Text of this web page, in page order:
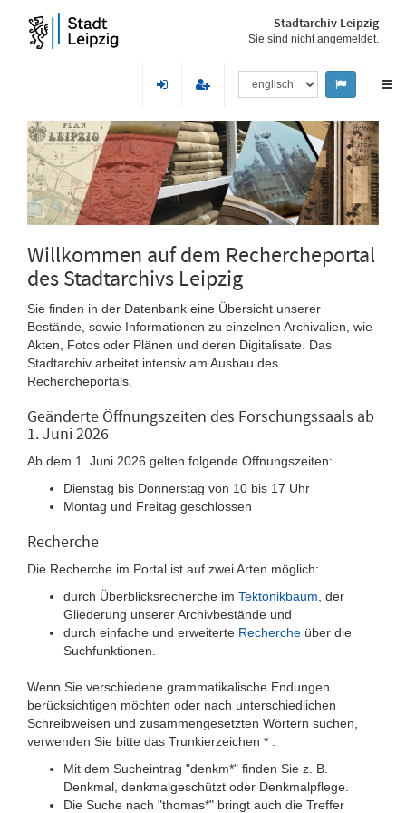
Stadtarchiv Leipzig
Sie sind nicht angemeldet.
Willkommen auf dem Rechercheportal
des Stadtarchivs Leipzig
Sie finden in der Datenbank eine Übersicht unserer
Bestände, sowie Informationen zu einzelnen Archivalien, wie
Akten, Fotos oder Plänen und deren Digitalisate. Das
Stadtarchiv arbeitet intensiv am Ausbau des
Rechercheportals.
Geänderte Öffnungszeiten des Forschungssaals ab
1. Juni 2026
Ab dem 1. Juni 2026 gelten folgende Öffnungszeiten:
Dienstag bis Donnerstag von 10 bis 17 Uhr
Montag und Freitag geschlossen
Recherche
Die Recherche im Portal ist auf zwei Arten möglich:
durch Überblicksrecherche im Tektonikbaum , der
Gliederung unserer Archivbestände und
durch einfache und erweiterte Recherche über die
Suchfunktionen.
Wenn Sie verschiedene grammatikalische Endungen
berücksichtigen möchten oder nach unterschiedlichen
Schreibweisen und zusammengesetzten Wörtern suchen,
verwenden Sie bitte das Trunkierzeichen * .
Mit dem Sucheintrag "denkm*" finden Sie z. B.
Denkmal, denkmalgeschützt oder Denkmalpflege.
Die Suche nach "thomas*" bringt auch die Treffer